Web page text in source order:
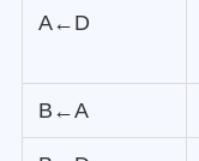
A←D
B←A